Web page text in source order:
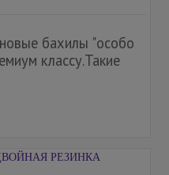
бахилы "особо
классу.Такие